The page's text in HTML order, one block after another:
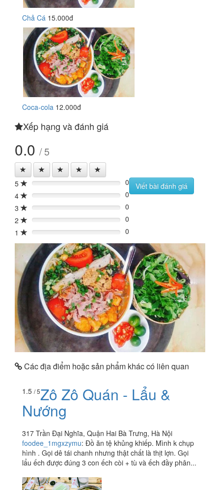
Chả Cá 15.000đ
Coca-cola 12.000đ
Xếp hạng và đánh giá
0.0 / 5
5 0%
0
4
0%
0
3
0%
0
2
0%
0
1
0% 0
Viết bài đánh giá
Các địa điểm hoặc sản phẩm khác có liên quan
1.5 / 5Zô Zô Quán - Lẩu &
Nướng
317 Trần Đại Nghĩa, Quận Hai Bà Trưng, Hà Nội
foodee_1mgxzymu: Đồ ăn tệ khủng khiếp. Mình k chụp
hình . Gọi dê tái chanh nhưng thật chất là thịt lợn. Gọi
lẩu ếch được đúng 3 con ếch còi + tù và ếch đầy phân...